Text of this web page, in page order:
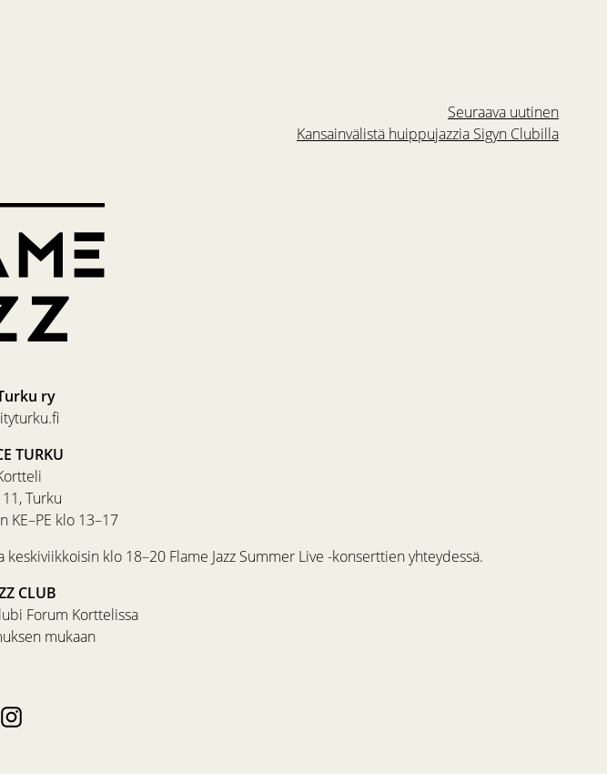
Seuraava uutinen
Kansainvälistä huippujazzia Sigyn Clubilla
ry
TURKU
Turku
KE–PE klo 13–17
klo 18–20 Flame Jazz Summer Live -konserttien yhteydessä.
CLUB
Forum Korttelissa
mukaan